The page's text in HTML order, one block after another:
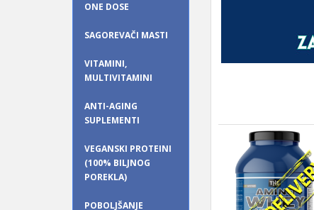
ONE DOSE
SAGOREVAČI MASTI
VITAMINI,
MULTIVITAMINI
ANTI-AGING
SUPLEMENTI
VEGANSKI PROTEINI
(100% BILJNOG
POREKLA)
POBOLJŠANJE